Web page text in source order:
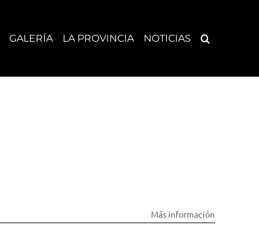
GALERÍA LA PROVINCIA NOTICIAS
Más información